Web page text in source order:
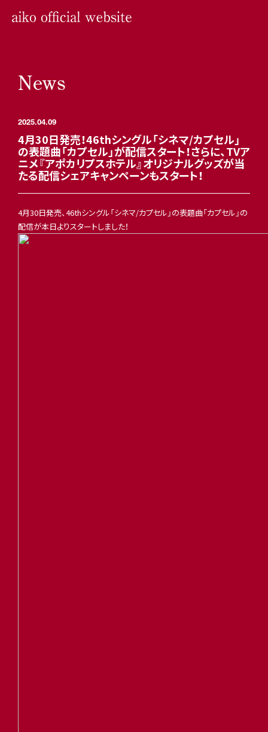
News
2025.04.09
4月30日発売！46thシングル「シネマ/カプセル」
の表題曲「カプセル」が配信スタート！さらに、TVア
ニメ『アポカリプスホテル』オリジナルグッズが当
たる配信シェアキャンペーンもスタート！
4月30日発売、46thシングル「シネマ/カプセル」の表題曲「カプセル」の
配信が本日よりスタートしました！